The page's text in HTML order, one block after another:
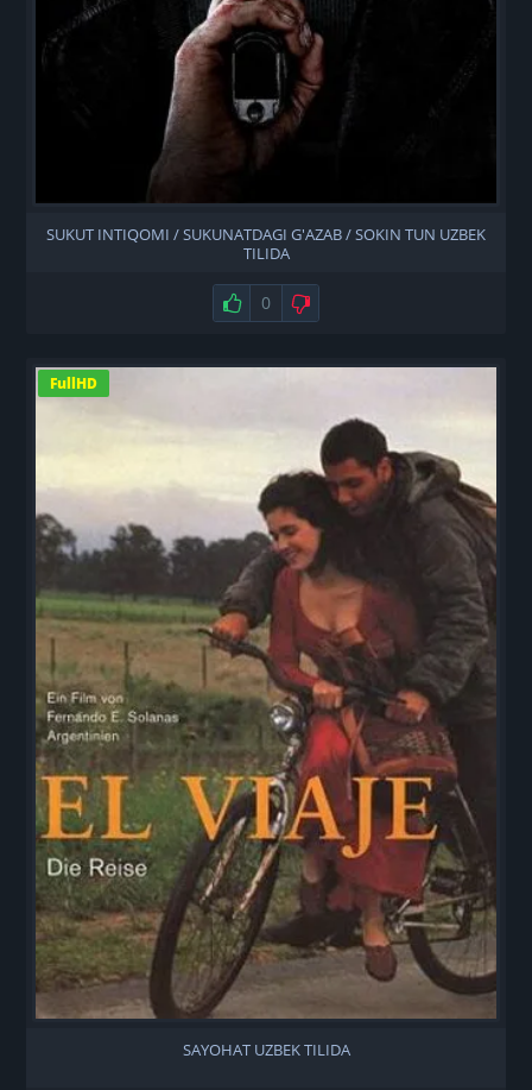
SUKUT INTIQOMI / SUKUNATDAGI G'AZAB / SOKIN TUN UZBEK
TILIDA
Нравится
0 Не нравится
FullHD
SAYOHAT UZBEK TILIDA